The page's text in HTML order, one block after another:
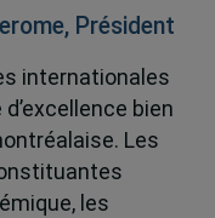
Président
internationales
bien
Les
les